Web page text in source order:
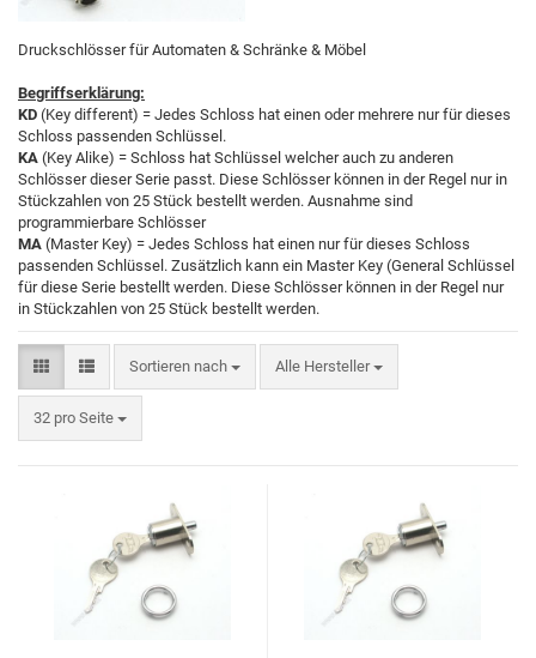
Druckschlösser für Automaten & Schränke & Möbel
Begriffserklärung:
KD (Key different) = Jedes Schloss hat einen oder mehrere nur für dieses
Schloss passenden Schlüssel.
KA (Key Alike) = Schloss hat Schlüssel welcher auch zu anderen
Schlösser dieser Serie passt. Diese Schlösser können in der Regel nur in
Stückzahlen von 25 Stück bestellt werden. Ausnahme sind
programmierbare Schlösser
MA (Master Key) = Jedes Schloss hat einen nur für dieses Schloss
passenden Schlüssel. Zusätzlich kann ein Master Key (General Schlüssel
für diese Serie bestellt werden. Diese Schlösser können in der Regel nur
in Stückzahlen von 25 Stück bestellt werden.
Sortieren nach Alle Hersteller
32 pro Seite